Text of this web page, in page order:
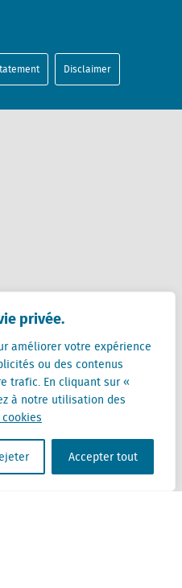
privée.
améliorer votre expérience
ou des contenus
trafic. En cliquant sur «
à notre utilisation des
Accepter tout
Disclaimer